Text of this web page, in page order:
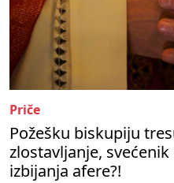
Priče
Požešku biskupiju
zlostavljanje,
izbijanja afere?!